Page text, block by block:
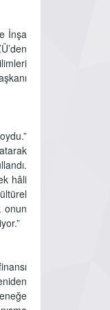
İnşa
hâli
onun